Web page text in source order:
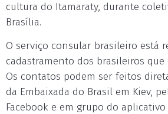
cultura do Itamaraty, durante
Brasília.
O serviço consular brasileiro está
cadastramento dos brasileiros que
Os contatos podem ser feitos
da Embaixada do Brasil em Kiev,
Facebook e em grupo do aplicativo